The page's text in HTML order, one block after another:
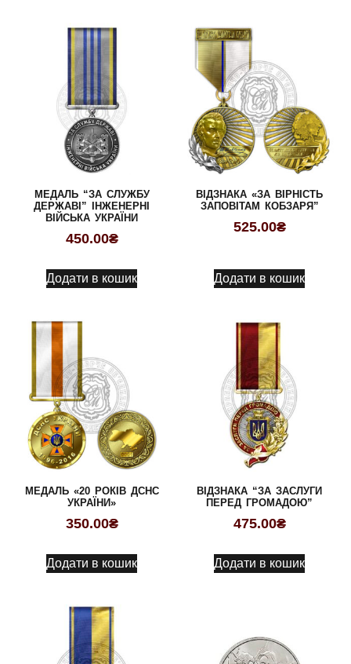
МЕДАЛЬ “ЗА СЛУЖБУ
ДЕРЖАВІ” ІНЖЕНЕРНІ
ВІЙСЬКА УКРАЇНИ
450.00₴
Додати в кошик
ВІДЗНАКА «ЗА ВІРНІСТЬ
ЗАПОВІТАМ КОБЗАРЯ”
525.00₴
Додати в кошик
МЕДАЛЬ «20 РОКІВ ДСНС
УКРАЇНИ»
350.00₴
Додати в кошик
ВІДЗНАКА “ЗА ЗАСЛУГИ
ПЕРЕД ГРОМАДОЮ”
475.00₴
Додати в кошик